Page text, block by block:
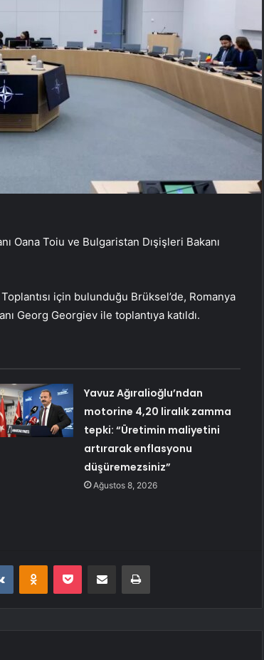
Oana Toiu ve Bulgaristan Dışişleri Bakanı
için bulunduğu Brüksel’de, Romanya
Georg Georgiev ile toplantıya katıldı.
Yavuz Ağıralioğlu’ndan
motorine 4,20 liralık zamma
tepki: “Üretimin maliyetini
artırarak enflasyonu
düşüremezsiniz”
Ağustos 8, 2026
VKontakteOdnoklassniki
Pocket E-Posta ile paylaş Yazdır